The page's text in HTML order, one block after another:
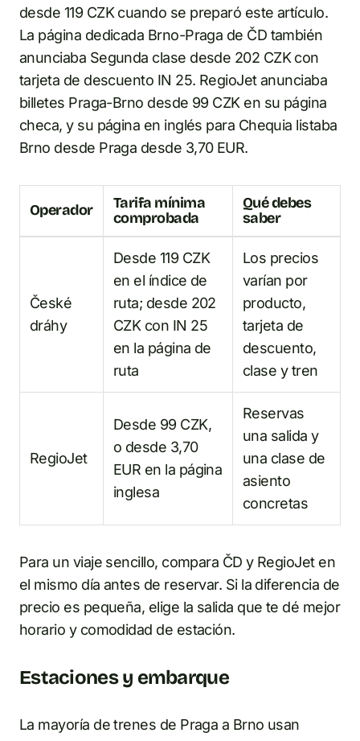
desde 119 CZK cuando se preparó este artículo.
La página dedicada Brno-Praga de ČD también
anunciaba Segunda clase desde 202 CZK con
tarjeta de descuento IN 25. RegioJet anunciaba
billetes Praga-Brno desde 99 CZK en su página
checa, y su página en inglés para Chequia listaba
Brno desde Praga desde 3,70 EUR.
Operador
Tarifa mínima
comprobada
Qué debes
saber
České
dráhy
Desde 119 CZK
en el índice de
ruta; desde 202
CZK con IN 25
en la página de
ruta
Los precios
varían por
producto,
tarjeta de
descuento,
clase y tren
RegioJet
Desde 99 CZK,
o desde 3,70
EUR en la página
inglesa
Reservas
una salida y
una clase de
asiento
concretas
Para un viaje sencillo, compara ČD y RegioJet en
el mismo día antes de reservar. Si la diferencia de
precio es pequeña, elige la salida que te dé mejor
horario y comodidad de estación.
Estaciones y embarque
La mayoría de trenes de Praga a Brno usan